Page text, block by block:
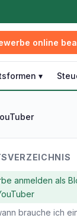
online
▾
anmelden als
brauche ich